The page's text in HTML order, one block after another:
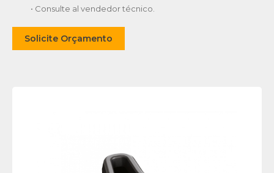
• Consulte al vendedor técnico.
Solicite Orçamento